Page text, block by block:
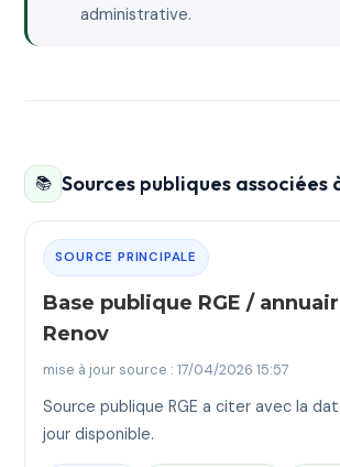
administrative.
📚 Sources publiques associées
SOURCE PRINCIPALE
Base publique RGE /
Renov
mise à jour source : 17/04/2026 15:57
Source publique RGE a citer avec la
jour disponible.